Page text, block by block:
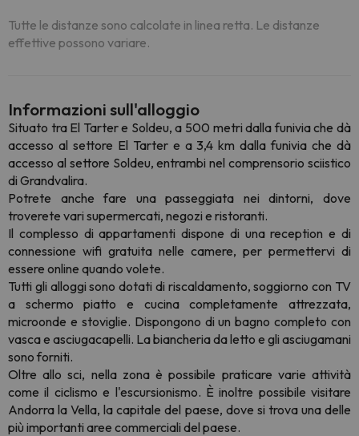
Tutte le distanze sono calcolate in linea retta. Le distanze
effettive possono variare.
Informazioni sull'alloggio
Situato tra El Tarter e Soldeu, a 500 metri dalla funivia che dà
accesso al settore El Tarter e a 3,4 km dalla funivia che dà
accesso al settore Soldeu, entrambi nel comprensorio sciistico
di Grandvalira.
Potrete anche fare una passeggiata nei dintorni, dove
troverete vari supermercati, negozi e ristoranti.
Il complesso di appartamenti dispone di una reception e di
connessione wifi gratuita nelle camere, per permettervi di
essere online quando volete.
Tutti gli alloggi sono dotati di riscaldamento, soggiorno con TV
a schermo piatto e cucina completamente attrezzata,
microonde e stoviglie. Dispongono di un bagno completo con
vasca e asciugacapelli. La biancheria da letto e gli asciugamani
sono forniti.
Oltre allo sci, nella zona è possibile praticare varie attività
come il ciclismo e l'escursionismo. È inoltre possibile visitare
Andorra la Vella, la capitale del paese, dove si trova una delle
più importanti aree commerciali del paese.